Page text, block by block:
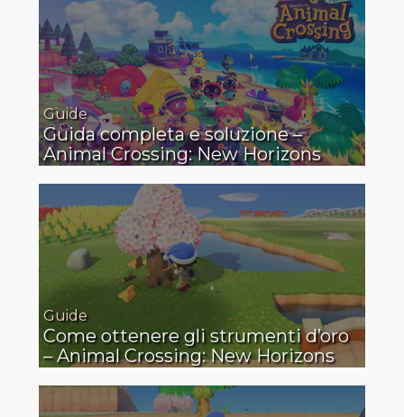
Guide
Guida completa e soluzione –
Animal Crossing: New Horizons
Guide
Come ottenere gli strumenti d’oro
– Animal Crossing: New Horizons